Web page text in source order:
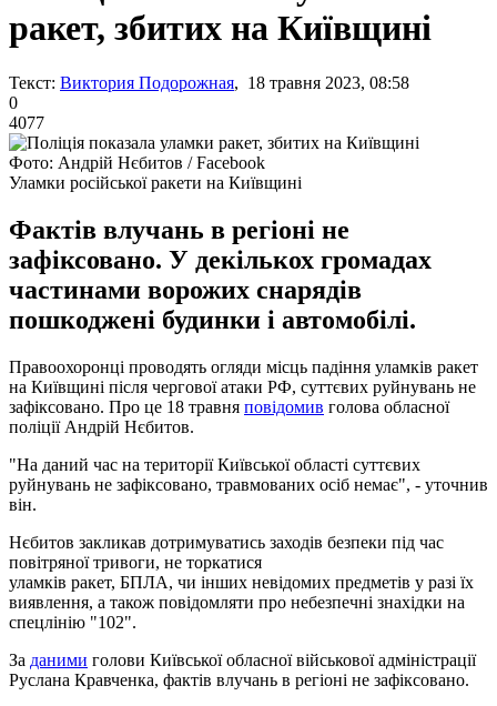
ракет, збитих на Київщині
Текст: Виктория Подорожная, 18 травня 2023, 08:58
0
4077
Фото: Андрій Нєбитов / Facebook
Уламки російської ракети на Київщині
Фактів влучань в регіоні не
зафіксовано. У декількох громадах
частинами ворожих снарядів
пошкоджені будинки і автомобілі.
Правоохоронці проводять огляди місць падіння уламків ракет
на Київщині після чергової атаки РФ, суттєвих руйнувань не
зафіксовано. Про це 18 травня повідомив голова обласної
поліції Андрій Нєбитов.
"На даний час на території Київської області суттєвих
руйнувань не зафіксовано, травмованих осіб немає", - уточнив
він.
Нєбитов закликав дотримуватись заходів безпеки під час
повітряної тривоги, не торкатися
уламків ракет, БПЛА, чи інших невідомих предметів у разі їх
виявлення, а також повідомляти про небезпечні знахідки на
спецлінію "102".
За даними голови Київської обласної військової адміністрації
Руслана Кравченка, фактів влучань в регіоні не зафіксовано.